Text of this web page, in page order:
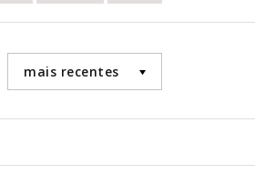
mais recentes